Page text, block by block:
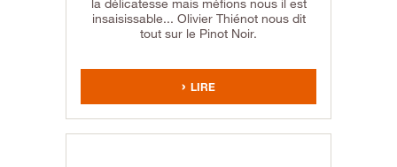
la délicatesse mais méfions nous il est
insaisissable... Olivier Thiénot nous dit
tout sur le Pinot Noir.
LIRE